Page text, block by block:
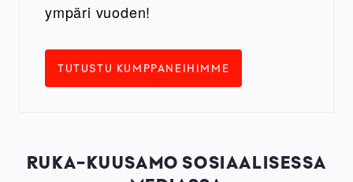
ympäri vuoden!
TUTUSTU KUMPPANEIHIMME
RUKA-KUUSAMO SOSIAALISESSA